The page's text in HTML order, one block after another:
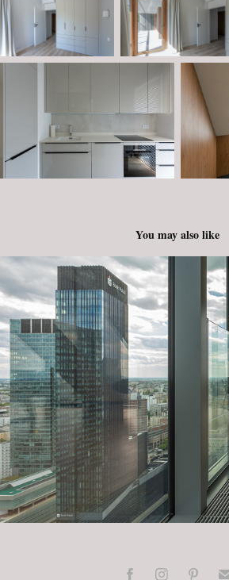
You may also like
Cosmopolitan / Sesja
2024